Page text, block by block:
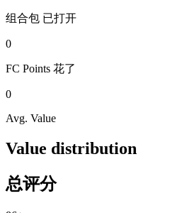
组合包 已打开
0
FC Points 花了
0
Avg. Value
Value distribution
总评分